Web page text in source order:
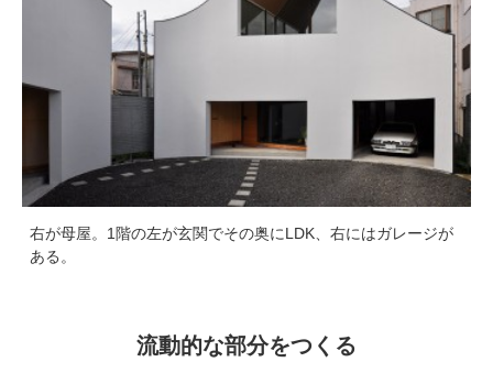
右が母屋。1階の左が玄関でその奥にLDK、右にはガレージが
ある。
流動的な部分をつくる